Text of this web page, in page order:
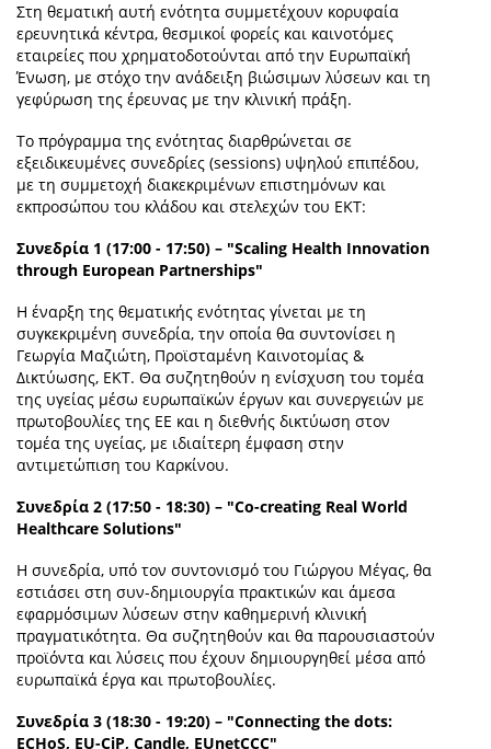
Στη θεματική αυτή ενότητα συμμετέχουν κορυφαία
ερευνητικά κέντρα, θεσμικοί φορείς και καινοτόμες
εταιρείες που χρηματοδοτούνται από την Ευρωπαϊκή
Ένωση, με στόχο την ανάδειξη βιώσιμων λύσεων και τη
γεφύρωση της έρευνας με την κλινική πράξη.
Το πρόγραμμα της ενότητας διαρθρώνεται σε
εξειδικευμένες συνεδρίες (sessions) υψηλού επιπέδου,
με τη συμμετοχή διακεκριμένων επιστημόνων και
εκπροσώπου του κλάδου και στελεχών του ΕΚΤ:
Συνεδρία 1 (17:00 - 17:50) – "Scaling Health Innovation
through European Partnerships"
Η έναρξη της θεματικής ενότητας γίνεται με τη
συγκεκριμένη συνεδρία, την οποία θα συντονίσει η
Γεωργία Μαζιώτη, Προϊσταμένη Καινοτομίας &
Δικτύωσης, ΕΚΤ. Θα συζητηθούν η ενίσχυση του τομέα
της υγείας μέσω ευρωπαϊκών έργων και συνεργειών με
πρωτοβουλίες της ΕΕ και η διεθνής δικτύωση στον
τομέα της υγείας, με ιδιαίτερη έμφαση στην
αντιμετώπιση του Καρκίνου.
Συνεδρία 2 (17:50 - 18:30) – "Co-creating Real World
Healthcare Solutions"
Η συνεδρία, υπό τον συντονισμό του Γιώργου Μέγας, θα
εστιάσει στη συν-δημιουργία πρακτικών και άμεσα
εφαρμόσιμων λύσεων στην καθημερινή κλινική
πραγματικότητα. Θα συζητηθούν και θα παρουσιαστούν
προϊόντα και λύσεις που έχουν δημιουργηθεί μέσα από
ευρωπαϊκά έργα και πρωτοβουλίες.
Συνεδρία 3 (18:30 - 19:20) – "Connecting the dots:
ECHoS, EU-CiP, Candle, EUnetCCC"